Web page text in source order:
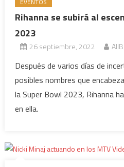
Rihanna se subirá al
2023
26 septiembre, 2022
Después de varios días de
posibles nombres que
la Super Bowl 2023, Rihanna
en ella.